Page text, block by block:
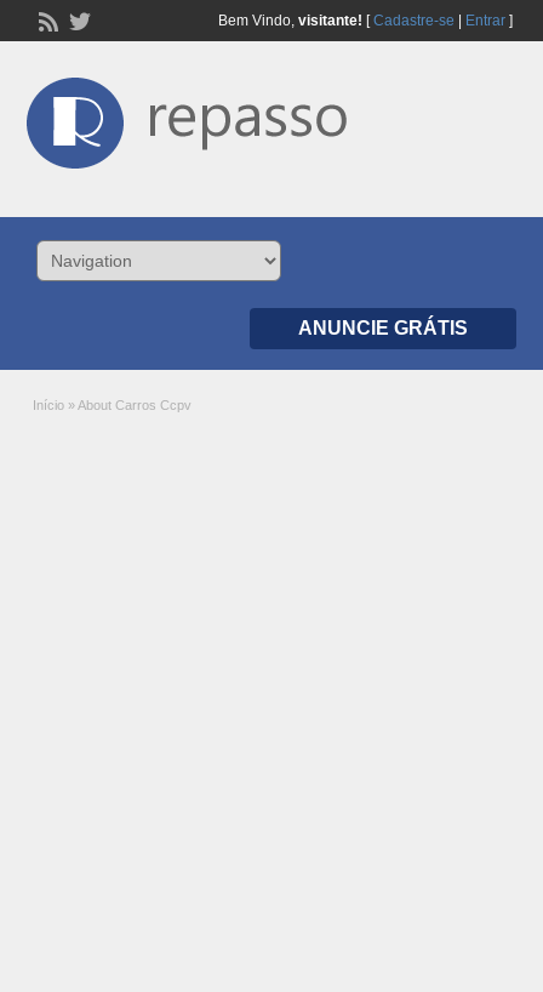
Bem Vindo, visitante! [Cadastre-se Entrar]
ANUNCIE GRÁTIS
Início » About Carros Ccpv